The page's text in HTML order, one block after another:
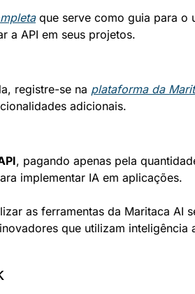
que serve como guia para o
a API em seus projetos.
registre-se na plataforma da
adicionais.
, pagando apenas pela
implementar IA em aplicações.
as ferramentas da Maritaca AI
que utilizam inteligência